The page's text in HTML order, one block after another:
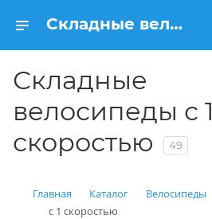
Складные велосипеды с 1 скоростью купить в Балашихе: цена от рублей | Интернет магазин Вело150
Складные
велосипеды с 1
скоростью
49
Главная Каталог Велосипеды
с 1 скоростью